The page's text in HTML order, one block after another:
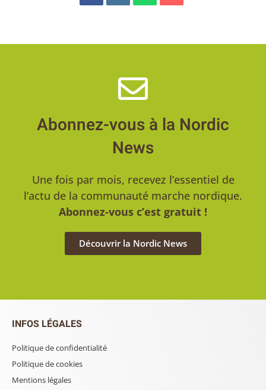
Abonnez-vous à la Nordic
News
Une fois par mois, recevez l’essentiel de
l’actu de la communauté marche nordique.
Abonnez-vous c’est gratuit !
Découvrir la Nordic News
INFOS LÉGALES
Politique de confidentialité
Politique de cookies
Mentions légales